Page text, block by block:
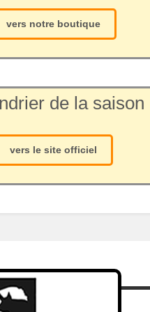
vers notre boutique
de la saison
vers le site officiel